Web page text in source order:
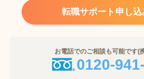
転職サポート申し込
お電話でのご相談も可能です(
0120-